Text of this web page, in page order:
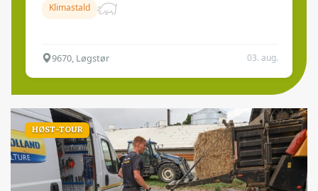
Klimastald
9670, Løgstør 03. aug.
HØST-TOUR